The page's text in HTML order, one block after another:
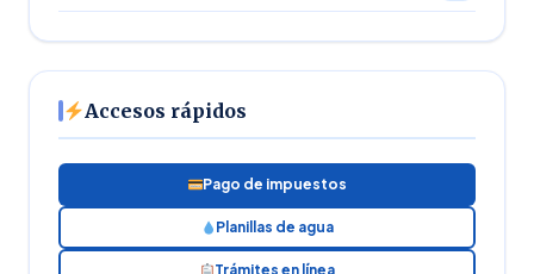
Accesos rápidos
Pago de impuestos
Planillas de agua
Trámites en línea